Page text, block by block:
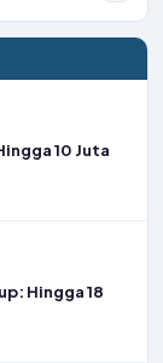
10 Juta
Hingga 18